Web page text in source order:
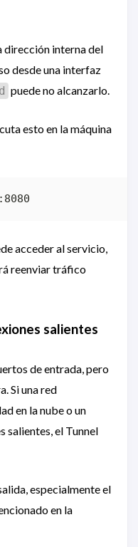
dirección interna del
desde una interfaz
puede no alcanzarlo.
esto en la máquina
acceder al servicio,
reenviar tráfico
salientes
de entrada, pero
Si una red
en la nube o un
salientes, el Tunnel
especialmente el
en la